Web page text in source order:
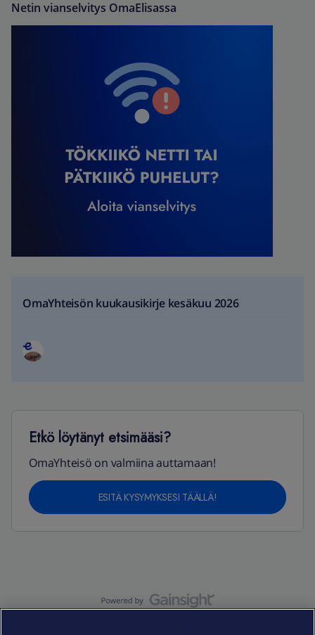
Netin vianselvitys OmaElisassa
OmaYhteisön kuukausikirje kesäkuu 2026
Etkö löytänyt etsimääsi?
OmaYhteisö on valmiina auttamaan!
ESITÄ KYSYMYKSESI TÄÄLLÄ!